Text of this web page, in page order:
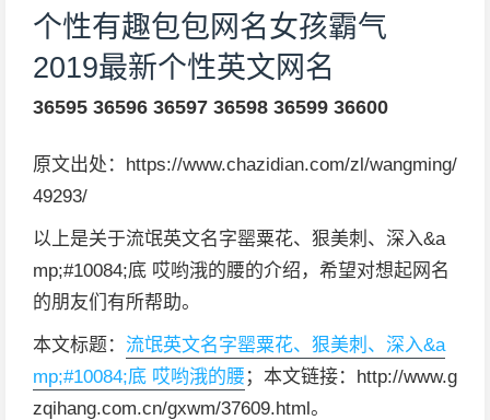
个性有趣包包网名女孩霸气
2019最新个性英文网名
36595 36596 36597 36598 36599 36600
原文出处：https://www.chazidian.com/zl/wangming/
49293/
以上是关于流氓英文名字罂粟花、狠美刺、深入&a
mp;#10084;底 哎哟涐的腰的介绍，希望对想起网名
的朋友们有所帮助。
本文标题： 流氓英文名字罂粟花、狠美刺、深入&a
mp;#10084;底 哎哟涐的腰 ；本文链接：http://www.g
zqihang.com.cn/gxwm/37609.html。